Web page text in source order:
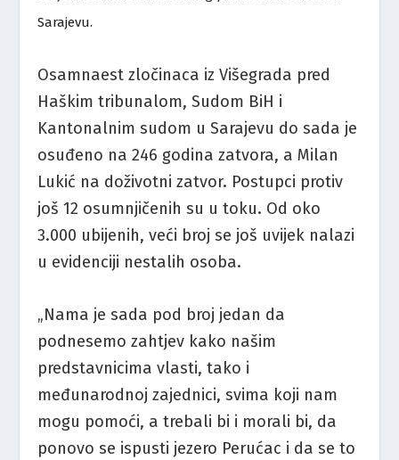
Sarajevu.
Osamnaest zločinaca iz Višegrada pred
Haškim tribunalom, Sudom BiH i
Kantonalnim sudom u Sarajevu do sada je
osuđeno na 246 godina zatvora, a Milan
Lukić na doživotni zatvor. Postupci protiv
još 12 osumnjičenih su u toku. Od oko
3.000 ubijenih, veći broj se još uvijek nalazi
u evidenciji nestalih osoba.
„Nama je sada pod broj jedan da
podnesemo zahtjev kako našim
predstavnicima vlasti, tako i
međunarodnoj zajednici, svima koji nam
mogu pomoći, a trebali bi i morali bi, da
ponovo se ispusti jezero Perućac i da se to